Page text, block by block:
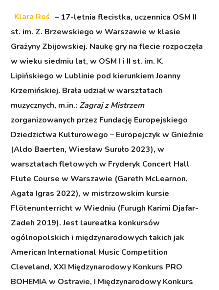
Klara Roś – 17-letnia flecistka, uczennica OSM II
st. im. Z. Brzewskiego w Warszawie w klasie
Grażyny Zbijowskiej. Naukę gry na flecie rozpoczęła
w wieku siedmiu lat, w OSM I i II st. im. K.
Lipińskiego w Lublinie pod kierunkiem Joanny
Krzemińskiej. Brała udział w warsztatach
muzycznych, m.in.: Zagraj z Mistrzem
zorganizowanych przez Fundację Europejskiego
Dziedzictwa Kulturowego – Europejczyk w Gnieźnie
(Aldo Baerten, Wiesław Suruło 2023), w
warsztatach fletowych w Fryderyk Concert Hall
Flute Course w Warszawie (Gareth McLearnon,
Agata Igras 2022), w mistrzowskim kursie
Flötenunterricht w Wiedniu (Furugh Karimi Djafar-
Zadeh 2019). Jest laureatka konkursów
ogólnopolskich i międzynarodowych takich jak
American International Music Competition
Cleveland, XXI Międzynarodowy Konkurs PRO
BOHEMIA w Ostravie, I Międzynarodowy Konkurs